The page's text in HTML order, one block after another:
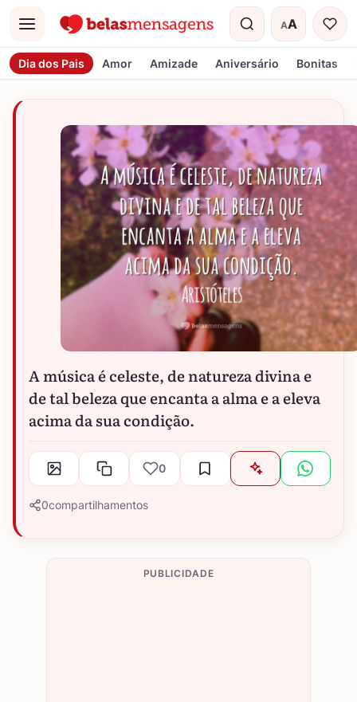
Menu AA
Tamanho do
Dia dos Pais Amor Amizade Aniversário Bonitas
A música é celeste, de natureza divina e
de tal beleza que encanta a alma e a eleva
acima da sua condição.
0
0compartilhamentos
PUBLICIDADE